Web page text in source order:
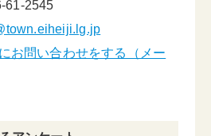
61-2545
お問い合わせをする（メー